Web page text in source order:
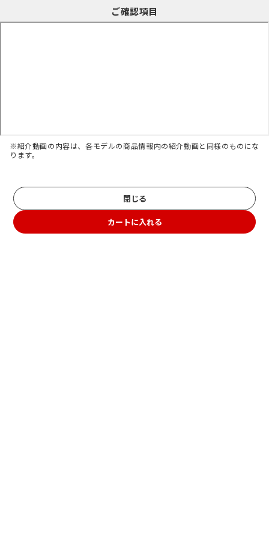
ご確認項目
※紹介動画の内容は、各モデルの商品情報内の紹介動画と同様のものにな
ります。
閉じる
カートに入れる